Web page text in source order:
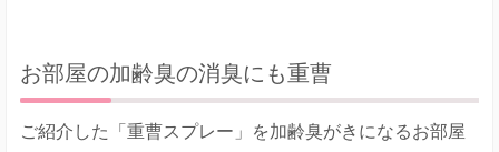
お部屋の加齢臭の消臭にも重曹
ご紹介した「重曹スプレー」を加齢臭がきになるお部屋